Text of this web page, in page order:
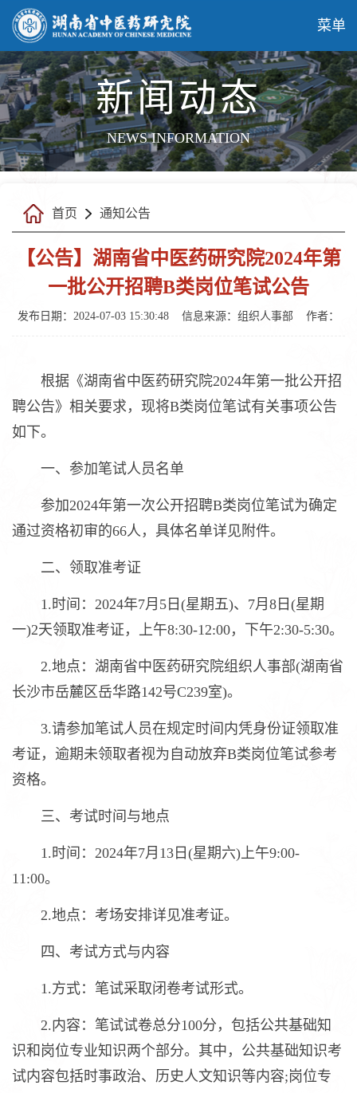
菜单
新闻动态
NEWS INFORMATION
首页 通知公告
【公告】湖南省中医药研究院2024年第
一批公开招聘B类岗位笔试公告
发布日期：2024-07-03 15:30:48 信息来源： 组织人事部 作者：
根据《湖南省中医药研究院2024年第一批公开招
聘公告》相关要求，现将B类岗位笔试有关事项公告
如下。
一、参加笔试人员名单
参加2024年第一次公开招聘B类岗位笔试为确定
通过资格初审的66人，具体名单详见附件。
二、领取准考证
1.时间：2024年7月5日(星期五)、7月8日(星期
一)2天领取准考证，上午8:30-12:00，下午2:30-5:30。
2.地点：湖南省中医药研究院组织人事部(湖南省
长沙市岳麓区岳华路142号C239室)。
3.请参加笔试人员在规定时间内凭身份证领取准
考证，逾期未领取者视为自动放弃B类岗位笔试参考
资格。
三、考试时间与地点
1.时间：2024年7月13日(星期六)上午9:00-
11:00。
2.地点：考场安排详见准考证。
四、考试方式与内容
1.方式：笔试采取闭卷考试形式。
2.内容：笔试试卷总分100分，包括公共基础知
识和岗位专业知识两个部分。其中，公共基础知识考
试内容包括时事政治、历史人文知识等内容;岗位专